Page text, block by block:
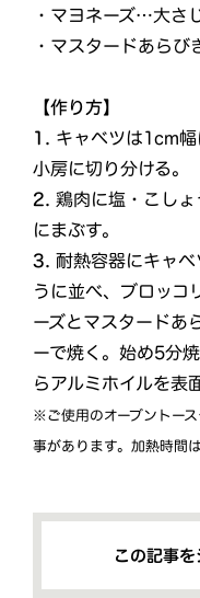
・マヨネーズ…大さ
・マスタードあら
【作り方】
1. キャベツは1cm
小房に切り分ける。
2. 鶏肉に塩・こし
にまぶす。
3. 耐熱容器にキャ
うに並べ、ブロッコ
ーズとマスタードあ
ーで焼く。始め5分
らアルミホイルを表
※ご使用のオーブントー
事があります。加熱時間
この記事を